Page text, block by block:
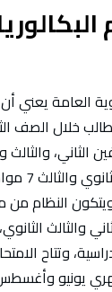
العامة
خلال الصف
فقط، ويتكون
والثالث
لكل مادة
يونيو